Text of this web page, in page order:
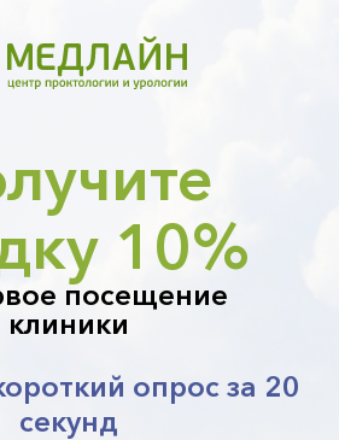
10%
посещение
клиники
опрос за 20
секунд